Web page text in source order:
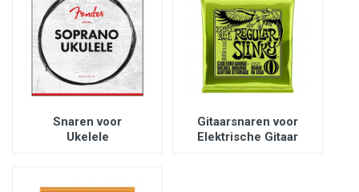
Snaren voor
Ukelele
Gitaarsnaren voor
Elektrische Gitaar